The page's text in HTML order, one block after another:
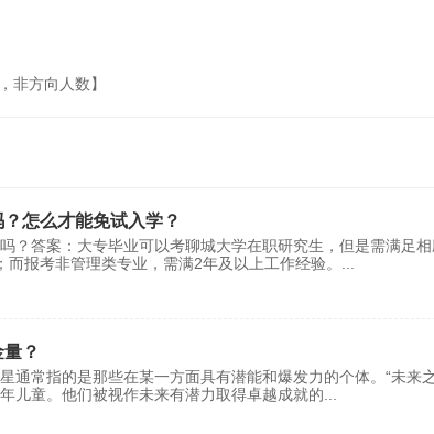
非方向人数】
怎么才能免试入学？
？答案：大专毕业可以考聊城大学在职研究生，但是需满足
报考非管理类专业，需满2年及以上工作经验。
？
通常指的是那些在某一方面具有潜能和爆发力的个体。“未来
儿童。他们被视作未来有潜力取得卓越成就的